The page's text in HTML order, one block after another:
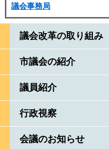
議会改革の取り組み
市議会の紹介
議員紹介
行政視察
会議のお知らせ
議会事務局